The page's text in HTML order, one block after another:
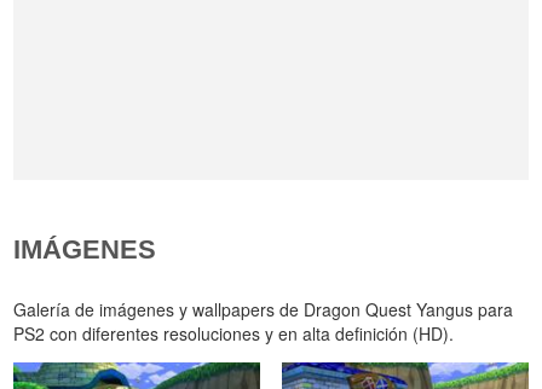
IMÁGENES
Galería de imágenes y wallpapers de Dragon Quest Yangus para
PS2 con diferentes resoluciones y en alta definición (HD).